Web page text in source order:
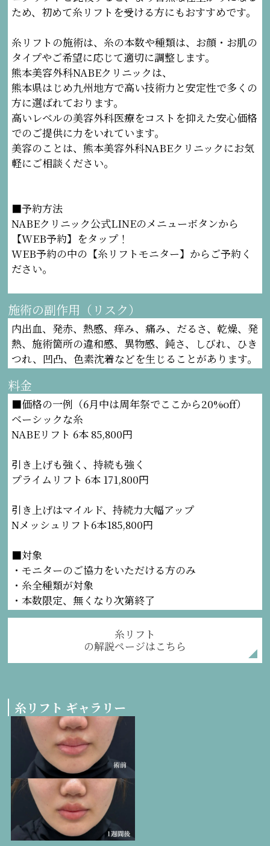
ため、初めて糸リフトを受ける方にもおすすめです。
糸リフトの施術は、糸の本数や種類は、お顔・お肌の
タイプやご希望に応じて適切に調整します。
熊本美容外科NABEクリニックは、
熊本県はじめ九州地方で高い技術力と安定性で多くの
方に選ばれております。
高いレベルの美容外科医療をコストを抑えた安心価格
でのご提供に力をいれています。
美容のことは、熊本美容外科NABEクリニックにお気
軽にご相談ください。
■予約方法
NABEクリニック公式LINEのメニューボタンから
【WEB予約】をタップ！
WEB予約の中の【糸リフトモニター】からご予約く
ださい。
施術の副作用（リスク）
内出血、発赤、熱感、痒み、痛み、だるさ、乾燥、発
熱、施術箇所の違和感、異物感、鈍さ、しびれ、ひき
つれ、凹凸、色素沈着などを生じることがあります。
料金
■価格の一例（6月中は周年祭でここから20%off）
ベーシックな糸
NABEリフト 6本 85,800円
引き上げも強く、持続も強く
プライムリフト 6本 171,800円
引き上げはマイルド、持続力大幅アップ
Nメッシュリフト6本185,800円
■対象
・モニターのご協力をいただける方のみ
・糸全種類が対象
・本数限定、無くなり次第終了
糸リフト
の解説ページはこちら
糸リフト ギャラリー